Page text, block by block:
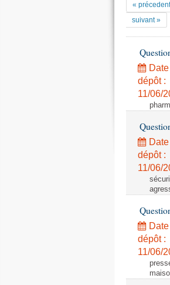
« précedent
suivant »
dépôt :
11/06/
dépôt :
11/06/
dépôt :
11/06/